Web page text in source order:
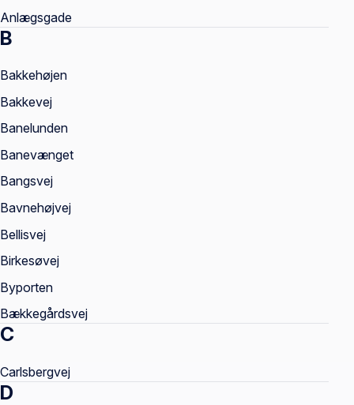
Anlægsgade
B
Bakkehøjen
Bakkevej
Banelunden
Banevænget
Bangsvej
Bavnehøjvej
Bellisvej
Birkesøvej
Byporten
Bækkegårdsvej
C
Carlsbergvej
D